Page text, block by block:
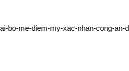
bo-me-diem-my-xac-nhan-cong-an-